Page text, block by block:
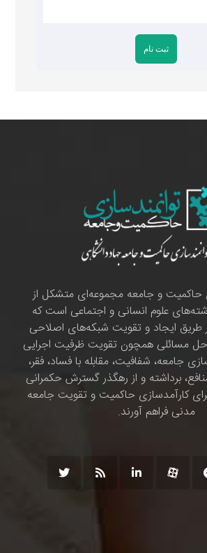
حاکمیت و جامعه مجموعه‌ای متشکل از
علوم انسانی و اجتماعی است که
طریق ایجاد و تقویت شبکه‌های اصلاحی
حل مسائلی همچون تقویت ظرفیت اجرایی
جامعه، شفافیت، مقابله با فساد، فقر،
برداشته و از رهگذر گسترش حکمرانی
کارآمدسازی حاکمیت و تقویت جامعه
مدنی فراهم آورند.